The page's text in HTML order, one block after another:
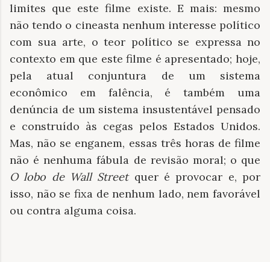
limites que este filme existe. E mais: mesmo
não tendo o cineasta nenhum interesse político
com sua arte, o teor político se expressa no
contexto em que este filme é apresentado; hoje,
pela atual conjuntura de um sistema
econômico em falência, é também uma
denúncia de um sistema insustentável pensado
e construído às cegas pelos Estados Unidos.
Mas, não se enganem, essas três horas de filme
não é nenhuma fábula de revisão moral; o que
O lobo de Wall Streetquer é provocar e, por
isso, não se fixa de nenhum lado, nem favorável
ou contra alguma coisa.